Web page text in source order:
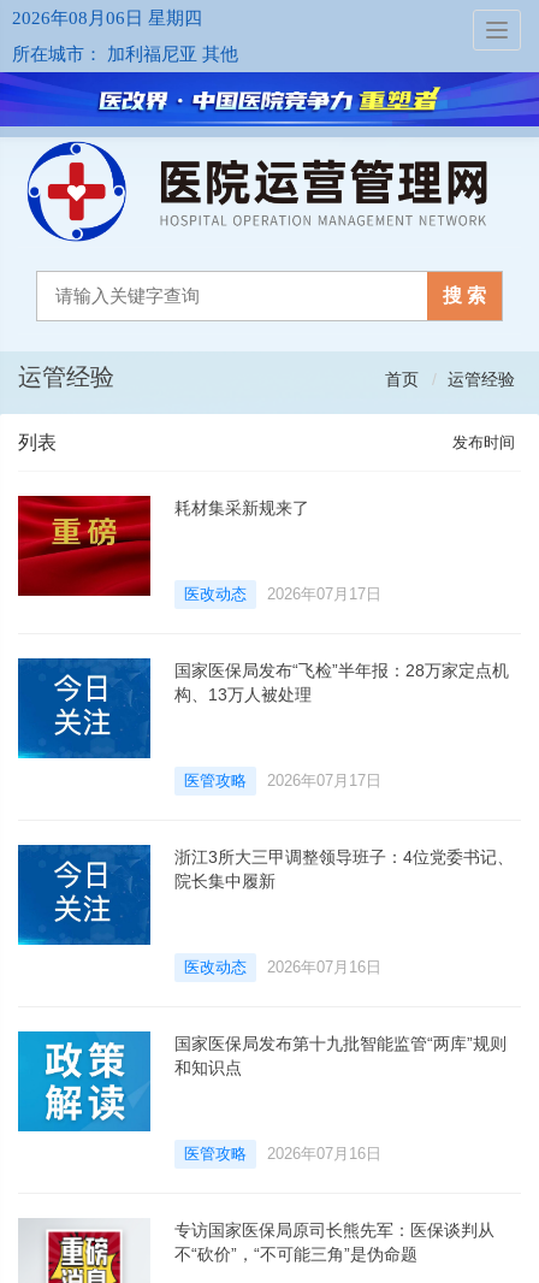
搜 索
2026年08月06日 星期四
所在城市： 加利福尼亚 其他
运管经验 首页 运管经验
列表 发布时间
耗材集采新规来了
医改动态 2026年07月17日
国家医保局发布“飞检”半年报：28万家定点机
构、13万人被处理
医管攻略 2026年07月17日
浙江3所大三甲调整领导班子：4位党委书记、
院长集中履新
医改动态 2026年07月16日
国家医保局发布第十九批智能监管“两库”规则
和知识点
医管攻略 2026年07月16日
专访国家医保局原司长熊先军：医保谈判从
不“砍价”，“不可能三角”是伪命题